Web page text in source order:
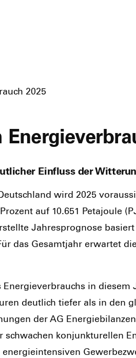
2025
Einfluss der
wird 2025
auf 10.651 Peta­joule
Jah­res­pro­gno­se
das Gesamt­jahr erwar­tet
in
deut­lich tie­fer als in den
der AG
schwa­chen kon­junk­tu­rel­len